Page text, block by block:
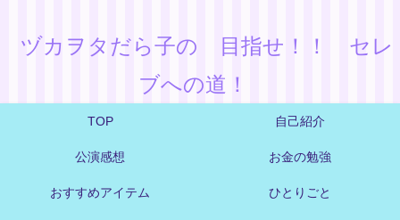
ヅカヲタだら子の 目指せ！！ セレ
ブへの道！
TOP 自己紹介
公演感想 お金の勉強
おすすめアイテム ひとりごと